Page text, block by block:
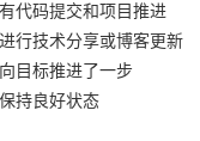
代码提交和项目推进
行技术分享或博客更新
目标推进了一步
持良好状态